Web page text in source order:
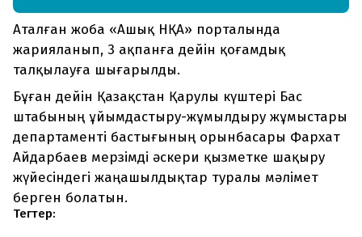
Аталған жоба «Ашық НҚА» порталында
жарияланып, 3 ақпанға дейін қоғамдық
талқылауға шығарылды.
Бұған дейін Қазақстан Қарулы күштері Бас
штабының ұйымдастыру-жұмылдыру жұмыстары
департаменті бастығының орынбасары Фархат
Айдарбаев мерзімді әскери қызметке шақыру
жүйесіндегі жаңашылдықтар туралы мәлімет
берген болатын.
Тегтер: